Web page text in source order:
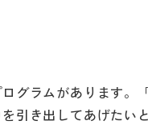
グラムがあります。
引き出してあげたい